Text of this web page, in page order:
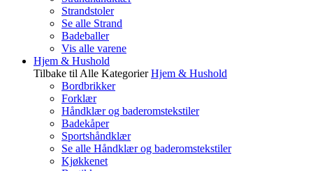
Strandstoler
Se alle Strand
Badeballer
Vis alle varene
Hjem & Hushold
Tilbake til Alle Kategorier Hjem & Hushold
Bordbrikker
Forklær
Håndklær og baderomstekstiler
Badekåper
Sportshåndklær
Se alle Håndklær og baderomstekstiler
Kjøkkenet